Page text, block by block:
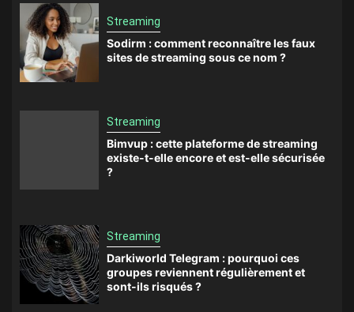
Streaming
Sodirm : comment reconnaître les faux
sites de streaming sous ce nom ?
Streaming
Bimvup : cette plateforme de streaming
existe-t-elle encore et est-elle sécurisée
?
Streaming
Darkiworld Telegram : pourquoi ces
groupes reviennent régulièrement et
sont-ils risqués ?